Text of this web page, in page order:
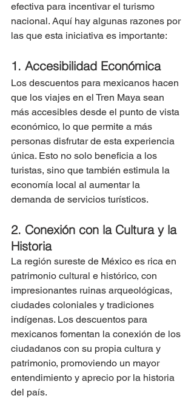
efectiva para incentivar el turismo
nacional. Aquí hay algunas razones por
las que esta iniciativa es importante:
1. Accesibilidad Económica
Los descuentos para mexicanos hacen
que los viajes en el Tren Maya sean
más accesibles desde el punto de vista
económico, lo que permite a más
personas disfrutar de esta experiencia
única. Esto no solo beneficia a los
turistas, sino que también estimula la
economía local al aumentar la
demanda de servicios turísticos.
2. Conexión con la Cultura y la
Historia
La región sureste de México es rica en
patrimonio cultural e histórico, con
impresionantes ruinas arqueológicas,
ciudades coloniales y tradiciones
indígenas. Los descuentos para
mexicanos fomentan la conexión de los
ciudadanos con su propia cultura y
patrimonio, promoviendo un mayor
entendimiento y aprecio por la historia
del país.